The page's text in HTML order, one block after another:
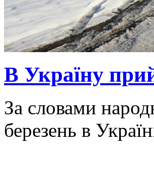
В Україну
За словами
березень в